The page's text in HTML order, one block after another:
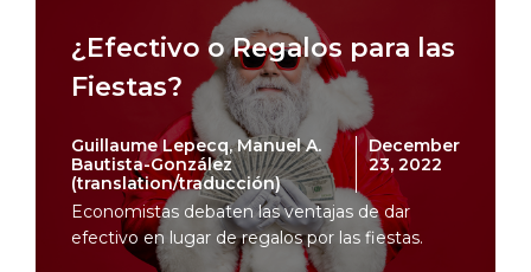
¿Efectivo o Regalos para las
Fiestas?
Guillaume Lepecq, Manuel A.
Bautista-González
(translation/traducción)
December
23, 2022
Economistas debaten las ventajas de dar
efectivo en lugar de regalos por las fiestas.